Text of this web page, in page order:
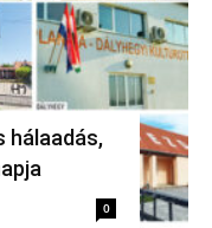
hálaadás,
0